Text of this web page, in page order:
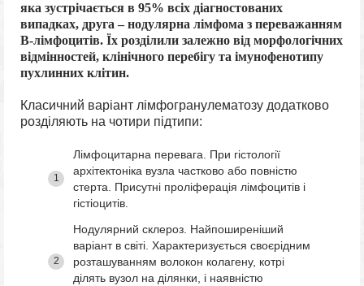
яка зустрічається в 95% всіх діагностованих
випадках, друга – нодулярна лімфома з переважанням
В-лімфоцитів. Їх розділили залежно від морфологічних
відмінностей, клінічного перебігу та імунофенотипу
пухлинних клітин.
Класичний варіант лімфогранулематозу додатково
розділяють на чотири підтипи:
Лімфоцитарна перевага. При гістології
архітектоніка вузла частково або повністю
стерта. Присутні проліферація лімфоцитів і
гістіоцитів.
Нодулярний склероз. Найпоширеніший
варіант в світі. Характеризується своєрідним
розташуванням волокон колагену, котрі
ділять вузол на ділянки, і наявністю